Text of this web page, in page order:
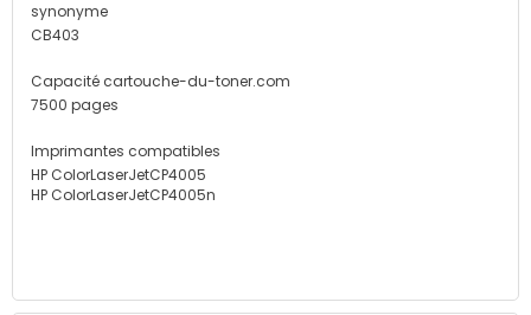
synonyme
CB403
Capacité cartouche-du-toner.com
7500 pages
Imprimantes compatibles
HP ColorLaserJetCP4005
HP ColorLaserJetCP4005n